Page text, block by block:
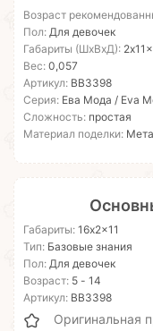
Возраст
Пол: Для девочек
Габариты (ШхВхД):
Вес: 0,057
Артикул: ВВ3398
Серия: Ева Мода / Eva
Сложность: простая
Материал поделки:
Габариты: 16x2x11
Тип: Базовые знания
Пол: Для девочек
Возраст: 5 - 14
Артикул: ВВ3398
Оригинальная